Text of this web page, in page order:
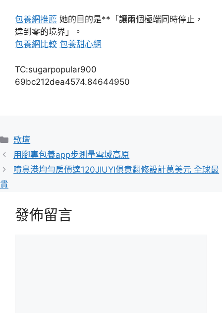
包養網推薦 她的目的是**「讓兩個極端同時停止，
達到零的境界」。
包養網比較 包養甜心網
TC:sugarpopular900
69bc212dea4574.84644950
分
類
歌壇
用腳專包養app步測量雪域高原
噴鼻港均勻房價達120JIUYI俱意翻修設計萬美元 全球最
貴
發佈留言